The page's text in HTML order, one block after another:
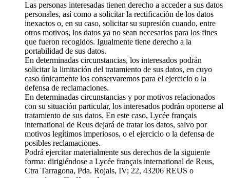
Las personas interesadas tienen derecho a acceder a sus datos
personales, así como a solicitar la rectificación de los datos
inexactos o, en su caso, solicitar su supresión cuando, entre
otros motivos, los datos ya no sean necesarios para los fines
que fueron recogidos. Igualmente tiene derecho a la
portabilidad de sus datos.
En determinadas circunstancias, los interesados podrán
solicitar la limitación del tratamiento de sus datos, en cuyo
caso únicamente los conservaremos para el ejercicio o la
defensa de reclamaciones.
En determinadas circunstancias y por motivos relacionados
con su situación particular, los interesados podrán oponerse al
tratamiento de sus datos. En este caso, Lycée français
international de Reus dejará de tratar los datos, salvo por
motivos legítimos imperiosos, o el ejercicio o la defensa de
posibles reclamaciones.
Podrá ejercitar materialmente sus derechos de la siguiente
forma: dirigiéndose a Lycée français international de Reus,
Ctra Tarragona, Pda. Rojals, IV; 22, 43206 REUS o